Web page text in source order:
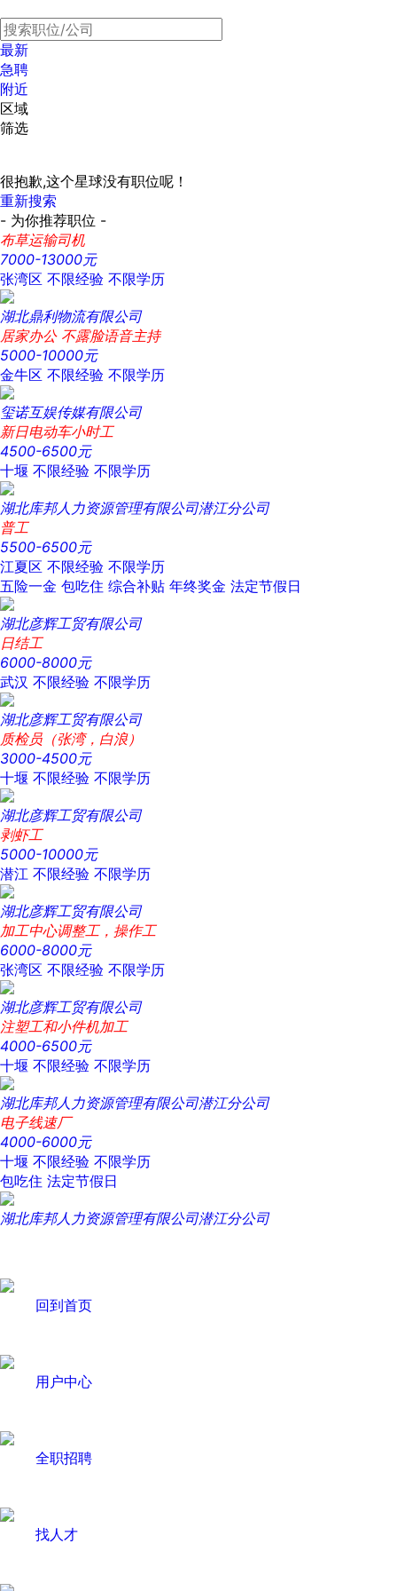
最新
急聘
附近
区域
筛选
很抱歉,这个星球没有职位呢！
重新搜索
- 为你推荐职位 -
布草运输司机
7000-13000元
张湾区 不限经验 不限学历
湖北鼎利物流有限公司
居家办公 不露脸语音主持
5000-10000元
金牛区 不限经验 不限学历
玺诺互娱传媒有限公司
新日电动车小时工
4500-6500元
十堰 不限经验 不限学历
湖北库邦人力资源管理有限公司潜江分公司
普工
5500-6500元
江夏区 不限经验 不限学历
五险一金 包吃住 综合补贴 年终奖金 法定节假日
湖北彦辉工贸有限公司
日结工
6000-8000元
武汉 不限经验 不限学历
湖北彦辉工贸有限公司
质检员（张湾，白浪）
3000-4500元
十堰 不限经验 不限学历
湖北彦辉工贸有限公司
剥虾工
5000-10000元
潜江 不限经验 不限学历
湖北彦辉工贸有限公司
加工中心调整工，操作工
6000-8000元
张湾区 不限经验 不限学历
湖北彦辉工贸有限公司
注塑工和小件机加工
4000-6500元
十堰 不限经验 不限学历
湖北库邦人力资源管理有限公司潜江分公司
电子线速厂
4000-6000元
十堰 不限经验 不限学历
包吃住 法定节假日
湖北库邦人力资源管理有限公司潜江分公司
回到首页
用户中心
全职招聘
找人才